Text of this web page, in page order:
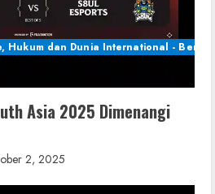
Hukum dan Dunia International - Berita
Asia 2025 Dimenangi
2, 2025